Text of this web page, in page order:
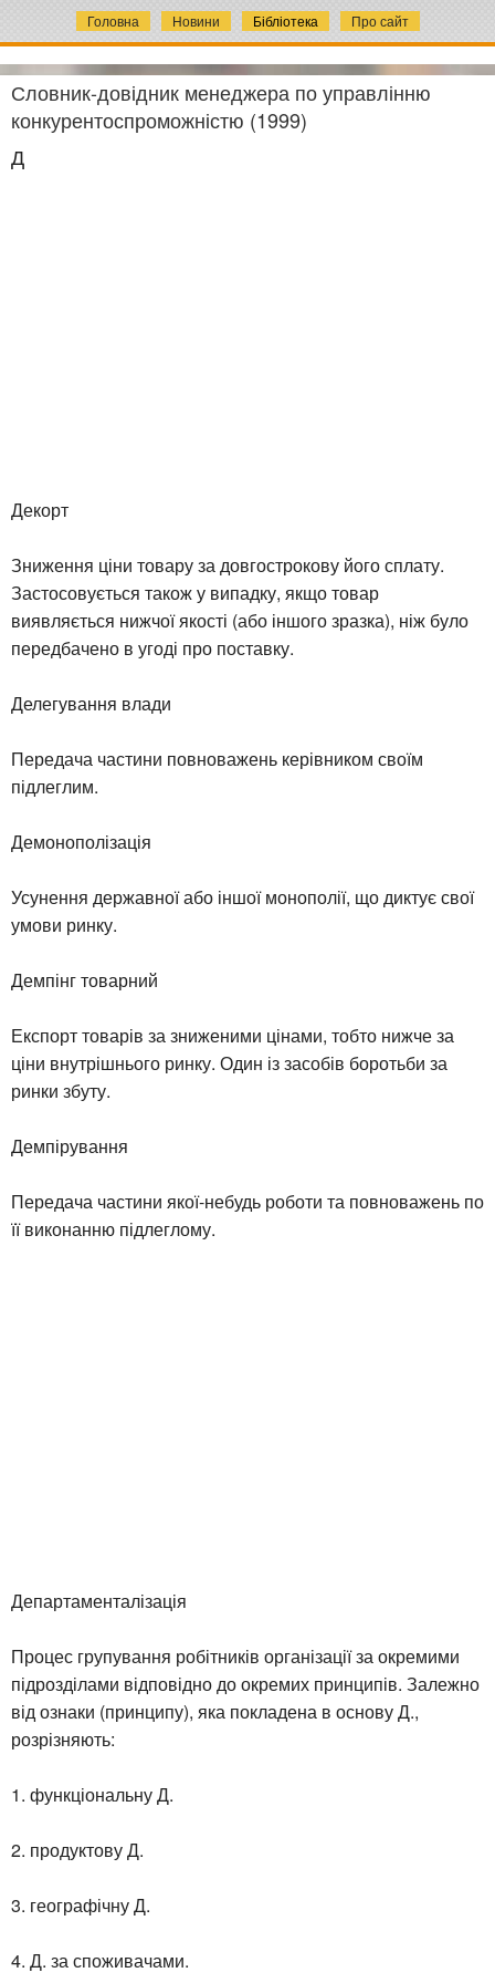
Головна Новини Бібліотека Про сайт
Словник-довідник менеджера по управлінню
конкурентоспроможністю (1999)
Д
Декорт
Зниження ціни товару за довгострокову його сплату.
Застосовується також у випадку, якщо товар
виявляється нижчої якості (або іншого зразка), ніж було
передбачено в угоді про поставку.
Делегування влади
Передача частини повноважень керівником своїм
підлеглим.
Демонополізація
Усунення державної або іншої монополії, що диктує свої
умови ринку.
Демпінг товарний
Експорт товарів за зниженими цінами, тобто нижче за
ціни внутрішнього ринку. Один із засобів боротьби за
ринки збуту.
Демпірування
Передача частини якої-небудь роботи та повноважень по
її виконанню підлеглому.
Департаменталізація
Процес групування робітників організації за окремими
підрозділами відповідно до окремих принципів. Залежно
від ознаки (принципу), яка покладена в основу Д.,
розрізняють:
1. функціональну Д.
2. продуктову Д.
3. географічну Д.
4. Д. за споживачами.